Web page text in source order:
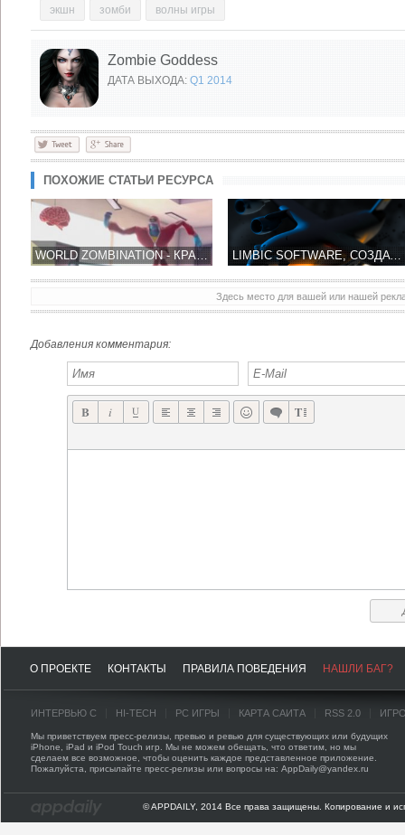
экшн зомби волны игры
Zombie Goddess
ДАТА ВЫХОДА: Q1 2014
ПОХОЖИЕ СТАТЬИ РЕСУРСА
WORLD ZOMBINATION - КРАСОЧНАЯ ЗОМБИ СТРАТЕГИЯ LIMBIC SOFTWARE, СОЗДАТЕЛЬ ZOMBIE GUNSHIP ПОКАЗАЛ GUNSHIP X
Здесь место для вашей или нашей
Добавления комментария:
О ПРОЕКТЕ КОНТАКТЫ ПРАВИЛА ПОВЕДЕНИЯ НАШЛИ БАГ?
ИНТЕРВЬЮ С HI-TECH PC ИГРЫ КАРТА САЙТА RSS 2.0
Мы приветствуем пресс-релизы, превью и ревью для существующих или будущих
iPhone, iPad и iPod Touch игр. Мы не можем обещать, что ответим, но мы
сделаем все возможное, чтобы оценить каждое представленное приложение.
Пожалуйста, присылайте пресс-релизы или вопросы на: AppDaily@yandex.ru
© APPDAILY, 2014 Все права защищены. Копирование и